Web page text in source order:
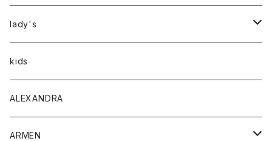
アウター
トップス
Tシャツ
シャツ
ボトムス
lady's
アウター
トップス
Tシャツ・カットソー
ボトムス
kids
ALEXANDRA
ARMEN